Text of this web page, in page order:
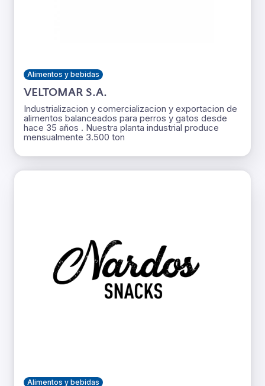
Alimentos y bebidas
VELTOMAR S.A.
Industrializacion y comercializacion y exportacion de
alimentos balanceados para perros y gatos desde
hace 35 años . Nuestra planta industrial produce
mensualmente 3.500 ton
Alimentos y bebidas